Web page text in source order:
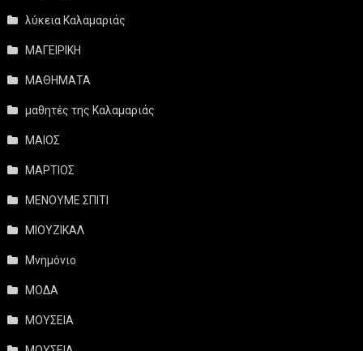
λύκεια Καλαμαριάς
ΜΑΓΕΙΡΙΚΗ
ΜΑΘΗΜΑΤΑ
μαθητές της Καλαμαριάς
ΜΑΙΟΣ
ΜΑΡΤΙΟΣ
ΜΕΝΟΥΜΕ ΣΠΙΤΙ
ΜΙΟΥΖΙΚΑΛ
Μνημόνιο
ΜΟΔΑ
ΜΟΥΣΕΙΑ